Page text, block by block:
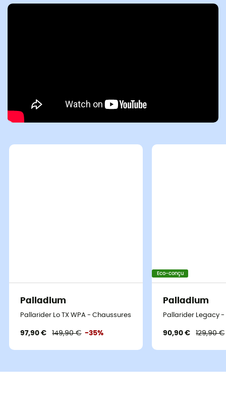
Palladium
Pallarider Lo TX WPA - Chaussures lifestyle
97,90 € 149,90 € -35%
Eco-conçu
Palladium
Pallarider Legacy
90,90 € 129,90 €